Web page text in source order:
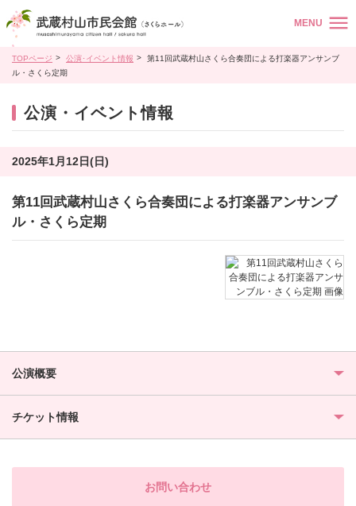
MENU
TOPページ 公演･イベント情報
第11回武蔵村山さくら合奏団による打楽器アンサンブ
ル・さくら定期
公演・イベント情報
2025年1月12日(日)
第11回武蔵村山さくら合奏団による打楽器アンサンブ
ル・さくら定期
公演概要
チケット情報
お問い合わせ